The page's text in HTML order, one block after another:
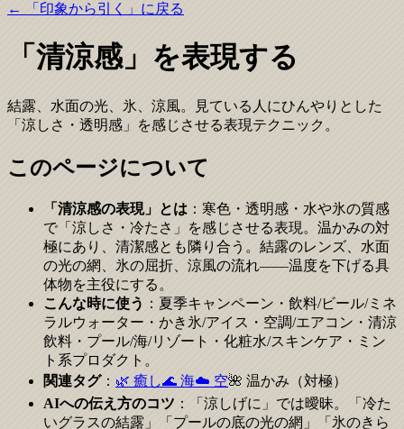
← 「印象から引く」に戻る
「清涼感」を表現する
結露、水面の光、氷、涼風。見ている人にひんやりとした
「涼しさ・透明感」を感じさせる表現テクニック。
このページについて
「清涼感の表現」とは ：寒色・透明感・水や氷の質感
で「涼しさ・冷たさ」を感じさせる表現。温かみの対
極にあり、清潔感とも隣り合う。結露のレンズ、水面
の光の網、氷の屈折、涼風の流れ——温度を下げる具
体物を主役にする。
こんな時に使う ：夏季キャンペーン・飲料/ビール/ミネ
ラルウォーター・かき氷/アイス・空調/エアコン・清涼
飲料・プール/海/リゾート・化粧水/スキンケア・ミン
ト系プロダクト。
関連タグ： 🌿 癒し🌊 海☁️ 空🌺 温かみ（対極）
AIへの伝え方のコツ ：「涼しげに」では曖昧。「冷た
いグラスの結露」「プールの底の光の網」「氷のきら